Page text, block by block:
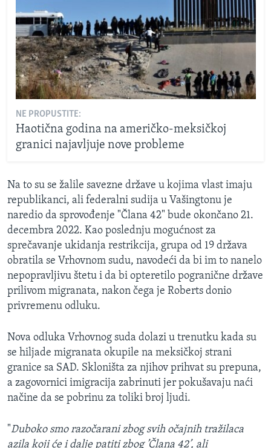
NE PROPUSTITE:
Haotična godina na američko-meksičkoj
granici najavljuje nove probleme
Na to su se žalile savezne države u kojima vlast imaju
republikanci, ali federalni sudija u Vašingtonu je
naredio da sprovođenje "Člana 42" bude okončano 21.
decembra 2022. Kao poslednju mogućnost za
sprečavanje ukidanja restrikcija, grupa od 19 država
obratila se Vrhovnom sudu, navodeći da bi im to nanelo
nepopravljivu štetu i da bi opteretilo pogranične države
prilivom migranata, nakon čega je Roberts donio
privremenu odluku.
Nova odluka Vrhovnog suda dolazi u trenutku kada su
se hiljade migranata okupile na meksičkoj strani
granice sa SAD. Skloništa za njihov prihvat su prepuna,
a zagovornici imigracija zabrinuti jer pokušavaju naći
načine da se pobrinu za toliki broj ljudi.
"Duboko smo razočarani zbog svih očajnih tražilaca
azila koji će i dalje patiti zbog ’Člana 42’, ali